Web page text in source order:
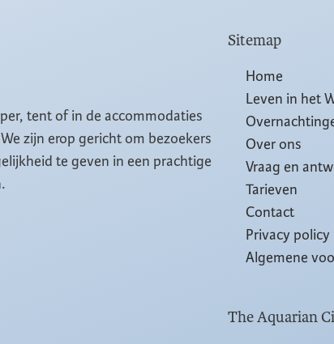
tent of in de accommodaties
zijn erop gericht om bezoekers
te geven in een prachtige
Sitemap
Home
Leven in het
Over ons
Vraag en
Tarieven
Contact
Privacy policy
Algemene
The Aquarian